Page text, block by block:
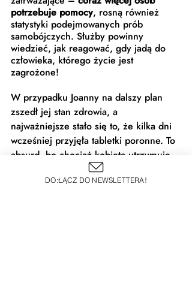
potrzebuje pomocy, rosną również
statystyki podejmowanych prób
samobójczych. Służby powinny
wiedzieć, jak reagować, gdy jadą do
człowieka, którego życie jest
zagrożone!
W przypadku Joanny na dalszy plan
zszedł jej stan zdrowia, a
najważniejsze stało się to, że kilka dni
wcześniej przyjęła tabletki poronne. To
absurd, bo chociaż kobieta utrzymuje,
że nie chciała odebrać sobie życia, to
funkcjonariusze z takim
DO:ŁĄCZ DO NEWSLETTERA!